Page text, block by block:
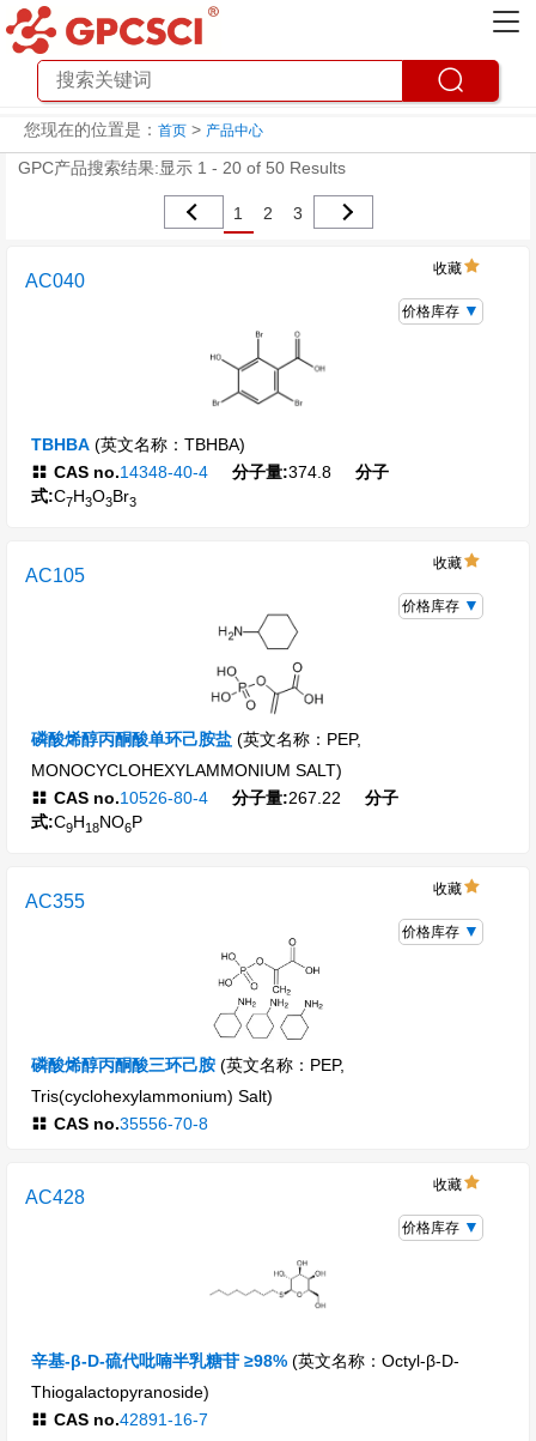
您现在的位置是： 首页 > 产品中心
GPC产品搜索结果:显示 1 - 20 of 50 Results
1 2 3
AC040
TBHBA (英文名称：TBHBA)
CAS no.14348-40-4 分子量:374.8
分子
式:C7H3O3Br3
收藏
价格库存
AC105
磷酸烯醇丙酮酸单环己胺盐 (英文名称：PEP,
MONOCYCLOHEXYLAMMONIUM SALT)
CAS no.10526-80-4 分子量:267.22
分子
式:C9H18NO6P
收藏
价格库存
AC355
磷酸烯醇丙酮酸三环己胺 (英文名称：PEP,
Tris(cyclohexylammonium) Salt)
CAS no.35556-70-8
收藏
价格库存
AC428
辛基-β-D-硫代吡喃半乳糖苷 ≥98% (英文名称：Octyl-β-D-
Thiogalactopyranoside)
CAS no.42891-16-7
收藏
价格库存